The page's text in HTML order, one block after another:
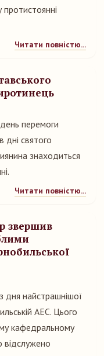
протистоянні
Читати повністю...
перемоги
святого
знаходиться
Читати повністю...
звершив
дня найстрашнішої
АЕС. Цього
кафедральному
відслужено